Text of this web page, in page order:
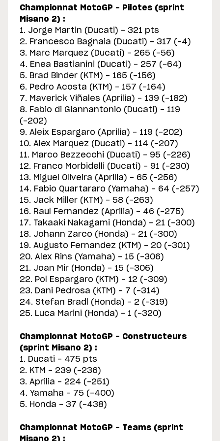
Championnat MotoGP - Pilotes (sprint
Misano 2) :
1. Jorge Martin (Ducati) - 321 pts
2. Francesco Bagnaia (Ducati) - 317 (-4)
3. Marc Marquez (Ducati) - 265 (-56)
4. Enea Bastianini (Ducati) - 257 (-64)
5. Brad Binder (KTM) - 165 (-156)
6. Pedro Acosta (KTM) - 157 (-164)
7. Maverick Viñales (Aprilia) - 139 (-182)
8. Fabio di Giannantonio (Ducati) - 119
(-202)
9. Aleix Espargaro (Aprilia) - 119 (-202)
10. Alex Marquez (Ducati) - 114 (-207)
11. Marco Bezzecchi (Ducati) - 95 (-226)
12. Franco Morbidelli (Ducati) - 91 (-230)
13. Miguel Oliveira (Aprilia) - 65 (-256)
14. Fabio Quartararo (Yamaha) - 64 (-257)
15. Jack Miller (KTM) - 58 (-263)
16. Raul Fernandez (Aprilia) - 46 (-275)
17. Takaaki Nakagami (Honda) - 21 (-300)
18. Johann Zarco (Honda) - 21 (-300)
19. Augusto Fernandez (KTM) - 20 (-301)
20. Alex Rins (Yamaha) - 15 (-306)
21. Joan Mir (Honda) - 15 (-306)
22. Pol Espargaro (KTM) - 12 (-309)
23. Dani Pedrosa (KTM) - 7 (-314)
24. Stefan Bradl (Honda) - 2 (-319)
25. Luca Marini (Honda) - 1 (-320)
Championnat MotoGP - Constructeurs
(sprint Misano 2) :
1. Ducati - 475 pts
2. KTM - 239 (-236)
3. Aprilia - 224 (-251)
4. Yamaha - 75 (-400)
5. Honda - 37 (-438)
Championnat MotoGP - Teams (sprint
Misano 2) :